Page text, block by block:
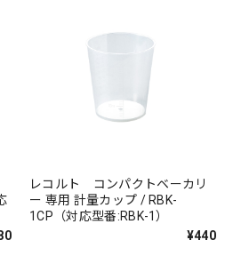
レコルト コンパクトベーカリ
ー 専用 計量カップ / RBK-
1CP（対応型番:RBK-1）
¥440